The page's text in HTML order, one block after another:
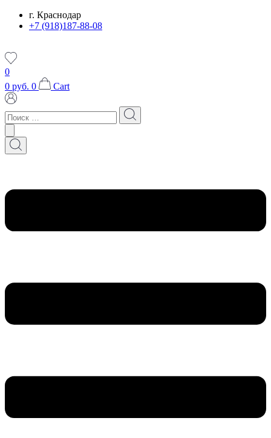
Перейтиг. Краснодар
+7 (918)187-88-08
0
0 руб. 0 Cart